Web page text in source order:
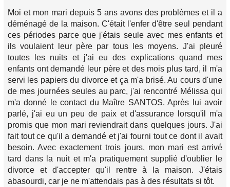
Moi et mon mari depuis 5 ans avons des problèmes et il a
déménagé de la maison. C'était l'enfer d'être seul pendant
ces périodes parce que j'étais seule avec mes enfants et
ils voulaient leur père par tous les moyens. J'ai pleuré
toutes les nuits et j'ai eu des explications quand mes
enfants ont demandé leur père et des mois plus tard, il m'a
servi les papiers du divorce et ça m'a brisé. Au cours d'une
de mes journées seules au parc, j'ai rencontré Mélissa qui
m'a donné le contact du Maître SANTOS. Après lui avoir
parlé, j'ai eu un peu de paix et d'assurance lorsqu'il m'a
promis que mon mari reviendrait dans quelques jours. J'ai
fait tout ce qu'il a demandé et j'ai fourni tout ce dont il avait
besoin. Avec exactement trois jours, mon mari est arrivé
tard dans la nuit et m'a pratiquement supplié d'oublier le
divorce et d'accepter qu'il rentre à la maison. J'étais
abasourdi, car je ne m'attendais pas à des résultats si tôt.